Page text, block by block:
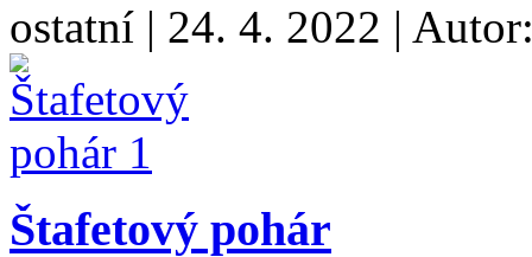
ostatní | 24. 4. 2022 |
Štafetový pohár